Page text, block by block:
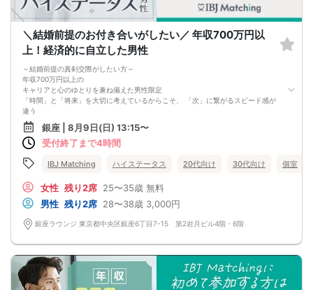
カップルになられた方は、パーティー終了後
お二人でのお時間をお過ごしくださいませ。
※参加人数や会場の都合により、やむを得ず開催中止と判断する場合がございま
す。
その際は開始時刻の3時間前後にご連絡致します。
-------------------------------------------------------
当日の持ち物
・ご本人様確認書類（運転免許証・保険証など生年月日の記載がある公的な証明
書）を忘れずご持参ください。
※その他、各イベントの内容・注意事項の記載をご確認ください。
※クレジットカードなどはご本人様確認書類になりませんのでご注意ください。
・お飲み物
※アルコール飲料はお控えください。
婚活パーティー 街コン お見合いパーティー
＼結婚前提のお付き合いがしたい／ 年収700万円以
上！経済的に自立した男性
～結婚前提の真剣交際がしたい方～
年収700万円以上の
キャリアと心のゆとりを兼ね備えた男性限定
「時間」と「将来」を大切に考えているからこそ、 「次」に繋がるスピード感が
違う
＼下記に当てはまる方を募集／
✓ マッチング後は、スマートに予定を立てて再会
✓「1年以内の結婚」を見据えたお付き合いが前提
銀座 | 8月9日(日) 13:15〜
受付終了まで4時間
IBJ Matching ハイステータス 20代向け 30代向け 個室
女性 残り2席 25〜35歳 無料
男性 残り2席 28〜38歳 3,000円
銀座ラウンジ 東京都中央区銀座6丁目7-15 第2岩月ビル4階・6階